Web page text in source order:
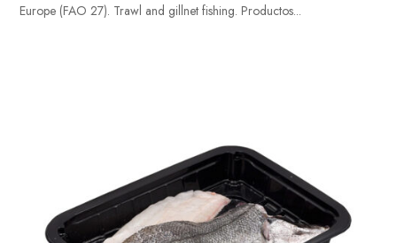
Europe (FAO 27). Trawl and gillnet fishing. Productos...